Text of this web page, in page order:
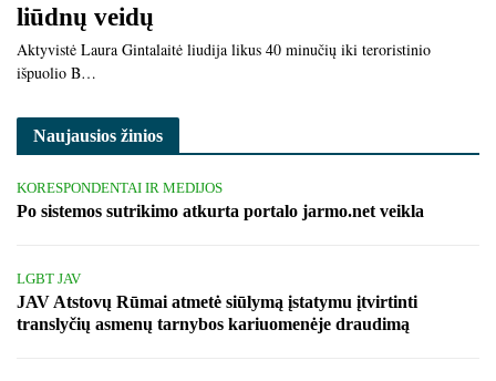
liūdnų veidų
Aktyvistė Laura Gintalaitė liudija likus 40 minučių iki teroristinio
išpuolio B…
Naujausios žinios
KORESPONDENTAI IR MEDIJOS
Po sistemos sutrikimo atkurta portalo jarmo.net veikla
LGBT JAV
JAV Atstovų Rūmai atmetė siūlymą įstatymu įtvirtinti
translyčių asmenų tarnybos kariuomenėje draudimą